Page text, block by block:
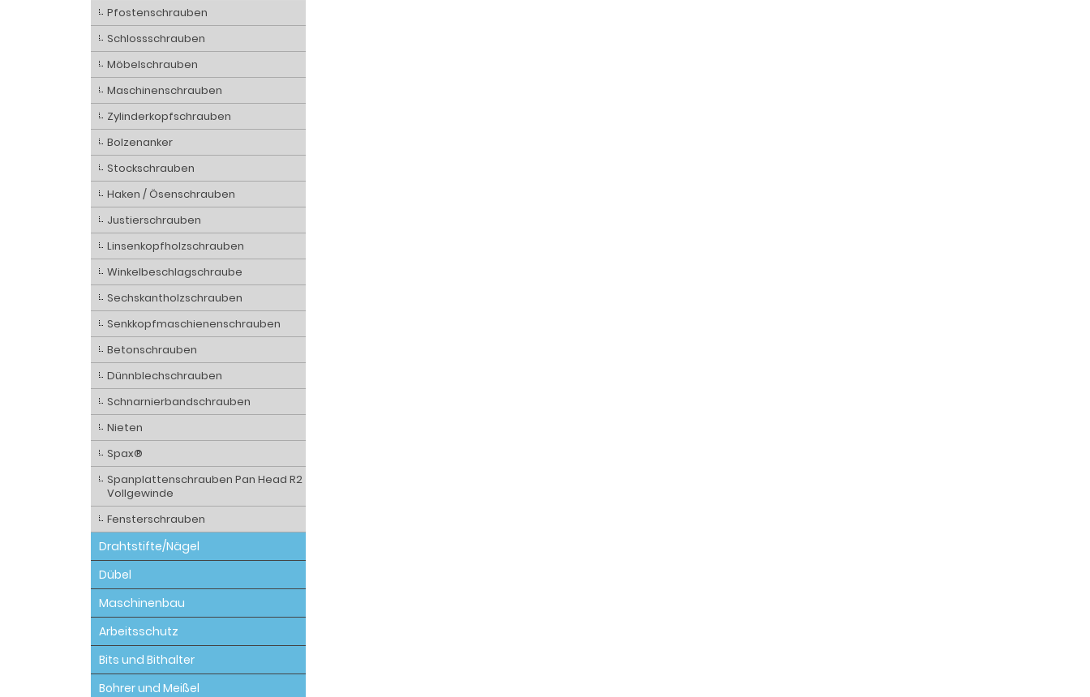
Pfostenschrauben
Schlossschrauben
Möbelschrauben
Maschinenschrauben
Zylinderkopfschrauben
Bolzenanker
Stockschrauben
Haken / Ösenschrauben
Justierschrauben
Linsenkopfholzschrauben
Winkelbeschlagschraube
Sechskantholzschrauben
Senkkopfmaschienenschrauben
Betonschrauben
Dünnblechschrauben
Schnarnierbandschrauben
Nieten
Spax®
Spanplattenschrauben Pan Head R2
Vollgewinde
Fensterschrauben
Drahtstifte/Nägel
Dübel
Maschinenbau
Arbeitsschutz
Bits und Bithalter
Bohrer und Meißel